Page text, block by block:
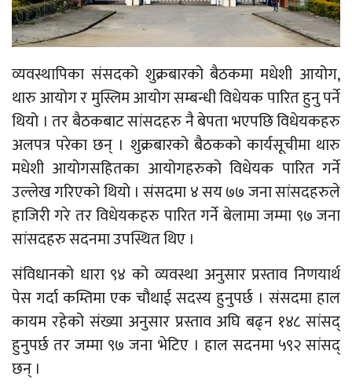
व्यवस्थापिका संसदको शुक्रबारको बैठकमा मधेशी आयोग,
थारु आयोग र मुस्लिम आयोग सम्बन्धी विधेयक पारित हुनु पर्ने
थियो । तर बैठकबाट सांसदहरु नै बेपता भएपछि विधेयकहरु
अलपत्र परेका छन् । शुक्रबारको बैठकको कार्यसूचीमा थारु
मधेशी आयोगसहितका आयोगहरुको विधेयक पारित गर्ने
उल्लेख गरिएको थियो । संसदमा ४ सय ७७ जना सांसदहरुले
हाजिरी गरे तर विधेयकहरु पारित गर्ने बेलामा जम्मा ९७ जना
सांसदहरु सदनमा उपस्थित थिए ।
संविधानको धारा ९४ को व्यवस्था अनुसार प्रस्ताव निणयार्थ
पेस गर्दा कम्तिमा एक चौथाई सदस्य हुनुपर्छ । संसदमा हाल
कायम रहेको संख्या अनुसार प्रस्ताव अघि बढ्न १४८ सांसद्
हुनुपर्छ तर जम्मा ९७ जना भेटिए । हाल सदनमा ५९२ सांसद्
छन् ।